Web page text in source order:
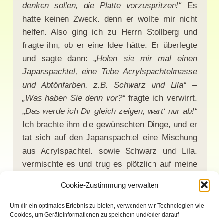
Cookie-Zustimmung verwalten
Um dir ein optimales Erlebnis zu bieten, verwenden wir Technologien wie
Cookies, um Geräteinformationen zu speichern und/oder darauf
denken sollen, die Platte vorzuspritzen!“ Es
hatte keinen Zweck, denn er wollte mir nicht
helfen. Also ging ich zu Herrn Stollberg und
fragte ihn, ob er eine Idee hätte. Er überlegte
und sagte dann: „Holen sie mir mal einen
Japanspachtel, eine Tube Acrylspachtelmasse
und Abtönfarben, z.B. Schwarz und Lila“ –
„Was haben Sie denn vor?“fragte ich verwirrt.
„Das werde ich Dir gleich zeigen, wart‘ nur ab!“
Ich brachte ihm die gewünschten Dinge, und er
tat sich auf den Japanspachtel eine Mischung
aus Acrylspachtel, sowie Schwarz und Lila,
vermischte es und trug es plötzlich auf meine
fragte ich entsetzt. „Ich versuche, Dir den
Arsch zu retten! Vertrau mir, ich weiß schon,
was ich tue!“ Mein Herz raste und es war mir